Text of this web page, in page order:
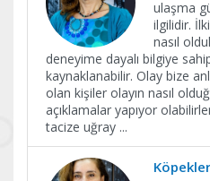
ulaşma
ilgilidir.
nasıl
deneyime dayalı bilgiye
kaynaklanabilir. Olay bize
olan kişiler olayın nasıl
açıklamalar yapıyor
tacize uğray ...
Köpekler